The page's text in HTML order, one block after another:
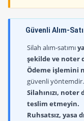
Güvenli Alım-
Silah alım-satımı
şekilde ve noter
Ödeme işlemini
güvenli yöntemdir.
Silahınızı,
teslim etmeyin.
Ruhsatsız, yasa